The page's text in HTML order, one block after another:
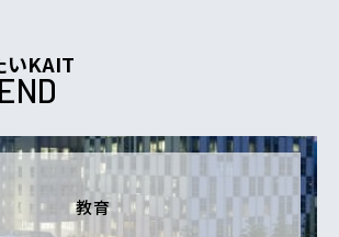
いKAIT
教育